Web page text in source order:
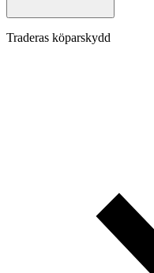
Traderas köparskydd